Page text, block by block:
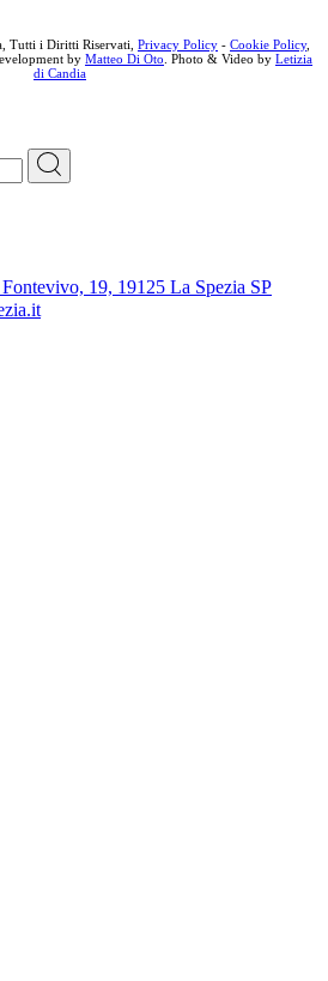
Tutti i Diritti Riservati, Privacy Policy - Cookie Policy,
by Matteo Di Oto . Photo & Video by Letizia
di Candia
19, 19125 La Spezia SP